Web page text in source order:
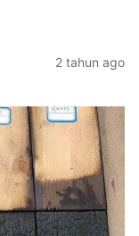
2 tahun ago